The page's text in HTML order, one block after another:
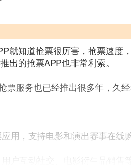
知道抢票很厉害，抢票速度，
出的抢票APP也非常利索。
服务也已经推出很多年，久经
用，支持电影和演出赛事在线购